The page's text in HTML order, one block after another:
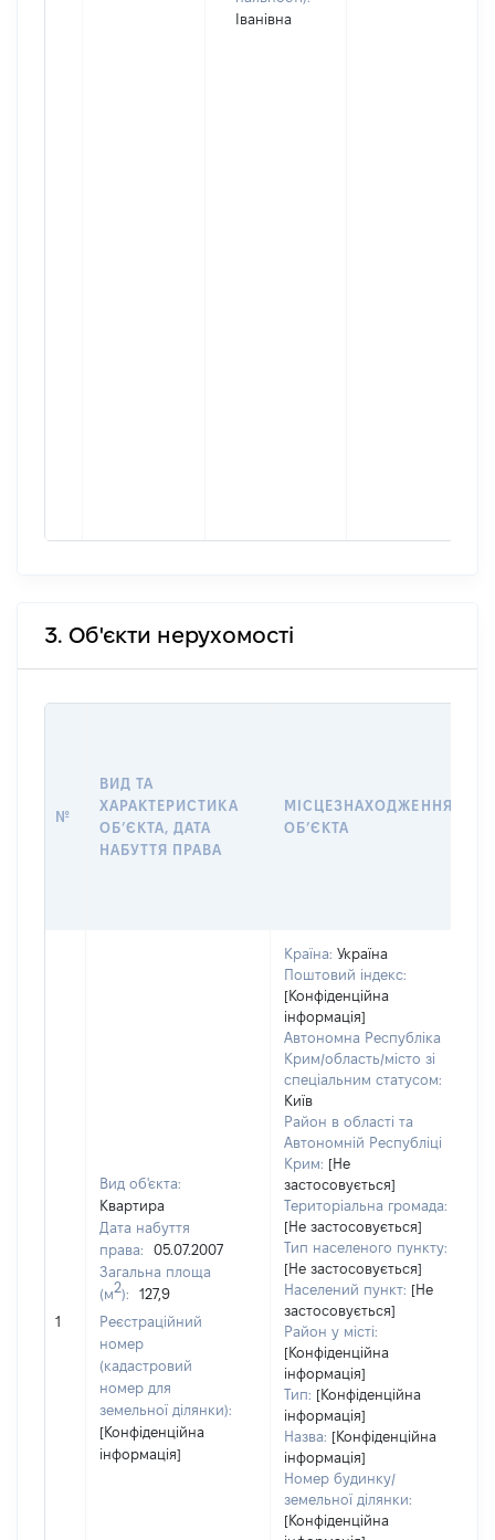
Іванівна
3. Об'єкти нерухомості
№
ВИД ТА
ХАРАКТЕРИСТИКА
ОБʼЄКТА, ДАТА
НАБУТТЯ ПРАВА
МІСЦЕЗНАХОДЖЕННЯ
ОБʼЄКТА
1
Вид об'єкта:
Квартира
Дата набуття
права:
05.07.2007
Загальна площа
(м2):
127,9
Реєстраційний
номер
(кадастровий
номер для
земельної ділянки):
[Конфіденційна
інформація]
Країна: Україна
Поштовий індекс:
[Конфіденційна
інформація]
Автономна Республіка
Крим/область/місто зі
спеціальним статусом:
Київ
Район в області та
Автономній Республіці
Крим: [Не
застосовується]
Територіальна громада:
[Не застосовується]
Тип населеного пункту:
[Не застосовується]
Населений пункт: [Не
застосовується]
Район у місті:
[Конфіденційна
інформація]
Тип: [Конфіденційна
інформація]
Назва: [Конфіденційна
інформація]
Номер будинку/
земельної ділянки:
[Конфіденційна